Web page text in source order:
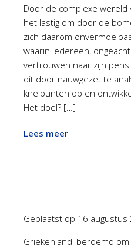
Door de complexe wereld
het lastig om door de
zich daarom
waarin iedereen,
vertrouwen naar zijn
dit door nauwgezet te
knelpunten op en
Het doel? […]
Lees meer
Geplaatst op 16 augustus
Griekenland, beroemd